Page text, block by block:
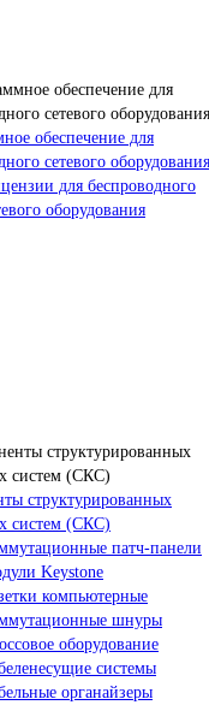
обеспечение для
сетевого оборудования
для беспроводного
оборудования
структурированных
систем (СКС)
патч-панели
Keystone
компьютерные
шнуры
оборудование
системы
органайзеры